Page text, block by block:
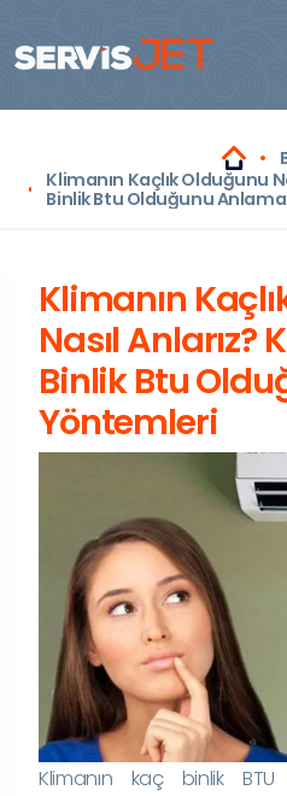
Klimanın Kaçlık Olduğunu
Binlik Btu Olduğunu
Klimanın
Nasıl Anlarız?
Binlik Btu
Yöntemleri
Klimanın kaç binlik